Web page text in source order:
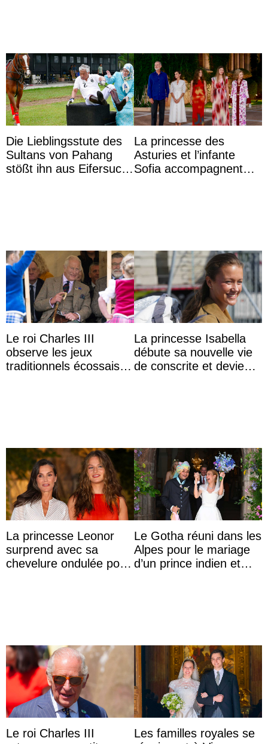
Die Lieblingsstute des
Sultans von Pahang
stößt ihn aus Eifersucht
La princesse des
Asturies et l’infante
Sofia accompagnent
Le roi Charles III
observe les jeux
traditionnels écossais
La princesse Isabella
débute sa nouvelle vie
de conscrite et devient
La princesse Leonor
surprend avec sa
chevelure ondulée pour
Le Gotha réuni dans les
Alpes pour le mariage
d’un prince indien et
Le roi Charles III
Les familles royales se